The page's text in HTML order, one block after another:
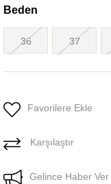
Beden
36 37
Favorilere Ekle
Karşılaştır
Gelince Haber Ver